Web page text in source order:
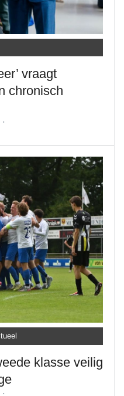
vraagt
chronisch
klasse veilig